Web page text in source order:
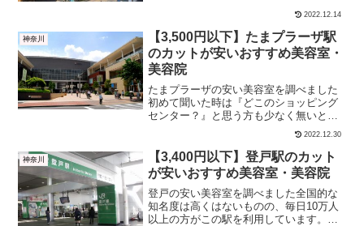
安でカットできる美容室のみをピックア
カットのみにわけて...
2022.12.14
神奈川
【3,500円以下】たまプラーザ駅
のカットが安いおすすめ美容室・
美容院
たまプラーザの安い美容室を調べました
初めて聞いた時は『どこのショッピング
センター？』と思う方も少なく無いとい
う（特に地方出身者）、駅名とは思えな
い名前。そんなたまプラーザ駅周辺には
40店舗ほどの美容室があります。 カット
＋シャンプー カット...
2022.12.30
神奈川
【3,400円以下】登戸駅のカット
が安いおすすめ美容室・美容院
登戸の安い美容室を調べました全国的な
知名度は高くはないものの、毎日10万人
以上の方がこの駅を利用しています。そ